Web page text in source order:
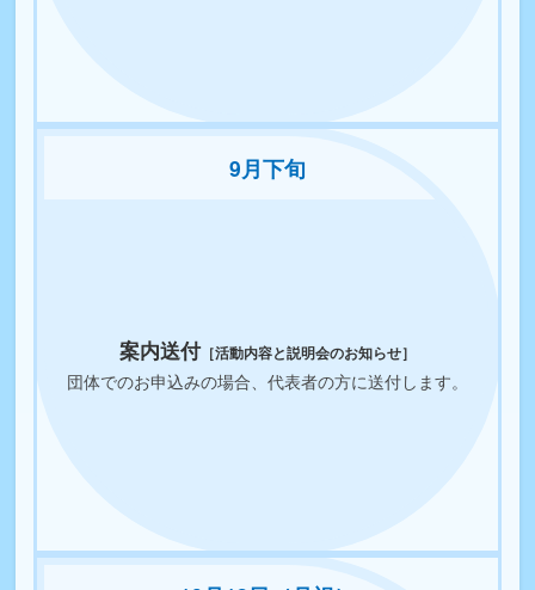
9月下旬
案内送付［活動内容と説明会のお知らせ］
団体でのお申込みの場合、代表者の方に送付します。